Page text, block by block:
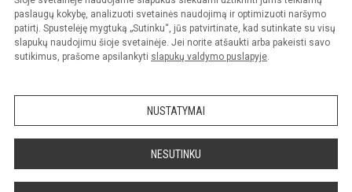
paslaugų kokybę, analizuoti svetainės naudojimą ir optimizuoti naršymo
patirtį. Spustelėję mygtuką „Sutinku“, jūs patvirtinate, kad sutinkate su visų
slapukų naudojimu šioje svetainėje. Jei norite atšaukti arba pakeisti savo
sutikimus, prašome apsilankyti slapukų valdymo puslapyje.
NUSTATYMAI
NESUTINKU
© 2025. Kaišiadorių r. Žiežmarių gimnazija. Visos teisės saugomos.
Kopijuoti turinį be raštiško įstaigos administracijos sutikimo griežtai draudžiama.
Prieinamumo paraiška Slapukų valdymas